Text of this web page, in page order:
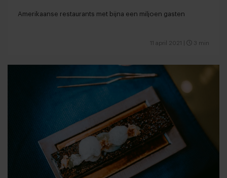
Amerikaanse restaurants met bijna een miljoen gasten
11 april 2021 3 min